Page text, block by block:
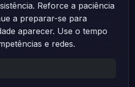
Reforce a paciência
a preparar-se para
aparecer. Use o tempo
e redes.